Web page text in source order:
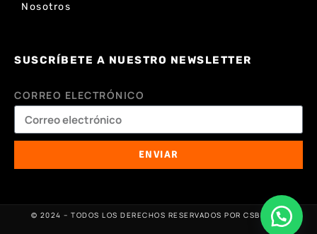
Nosotros
SUSCRÍBETE A NUESTRO NEWSLETTER
CORREO ELECTRÓNICO
ENVIAR
© 2024 – TODOS LOS DERECHOS RESERVADOS POR CSBEAVER